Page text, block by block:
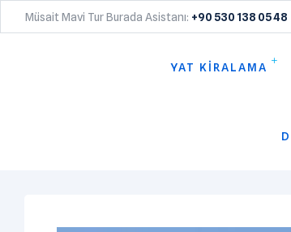
Müsait Mavi Tur Burada Asistanı: +90 530 138 05 48
YAT KİRALAMA